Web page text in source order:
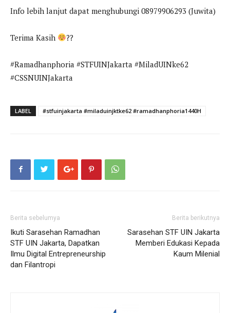
Info lebih lanjut dapat menghubungi 08979906293 (Juwita)
Terima Kasih ??
#Ramadhanphoria #STFUINJakarta #MiladUINke62
#CSSNUINJakarta
LABEL #stfuinjakarta #miladuinjktke62 #ramadhanphoria1440H
Berita sebelumya
Ikuti Sarasehan Ramadhan
STF UIN Jakarta, Dapatkan
Ilmu Digital Entrepreneurship
dan Filantropi
Berita berikutnya
Sarasehan STF UIN Jakarta
Memberi Edukasi Kepada
Kaum Milenial